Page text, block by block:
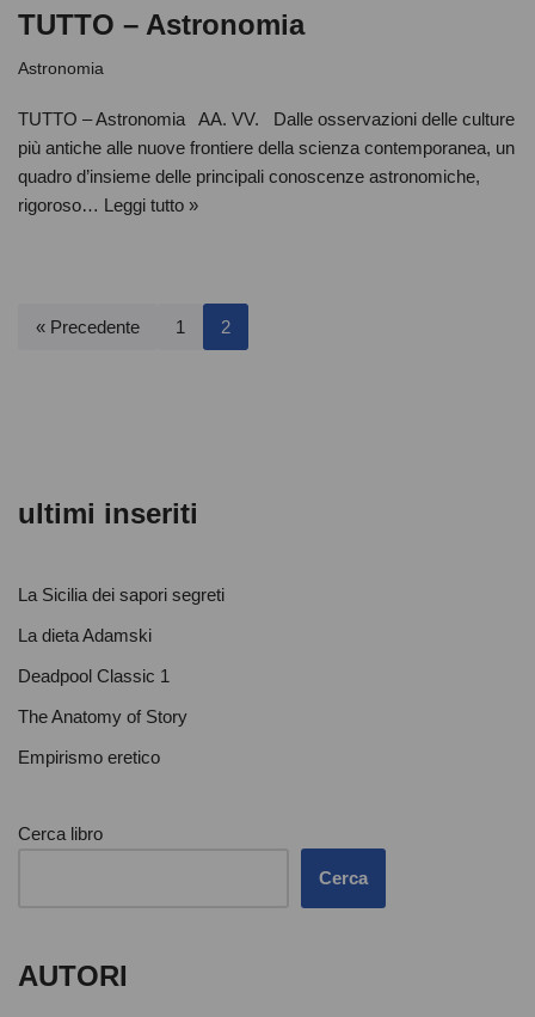
TUTTO – Astronomia
Astronomia
TUTTO – Astronomia AA. VV. Dalle osservazioni delle culture
più antiche alle nuove frontiere della scienza contemporanea, un
quadro d’insieme delle principali conoscenze astronomiche,
rigoroso… Leggi tutto »
« Precedente 1 2
ultimi inseriti
La Sicilia dei sapori segreti
La dieta Adamski
Deadpool Classic 1
The Anatomy of Story
Empirismo eretico
Cerca libro
Cerca
AUTORI